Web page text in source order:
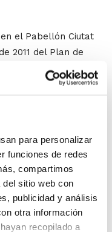
para personalizar
funciones de redes
compartimos
del sitio web con
publicidad y análisis
otra información
recopilado a
el Pabellón Ciutat
2011 del Plan de
de la FBCV.
y tácticos del
de trabajo a
En concreto,
partido del fin de
ya algunas
el partido, de
sin olvidarnos de